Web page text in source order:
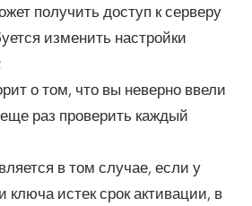
получить доступ к серверу
изменить настройки
о том, что вы неверно ввели
раз проверить каждый
в том случае, если у
ключа истек срок активации, в